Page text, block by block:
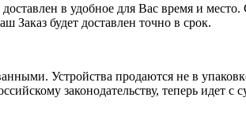
в удобное для Вас время и место.
Заказ будет доставлен точно в срок.
Устройства продаются не в
законодательству, теперь идет